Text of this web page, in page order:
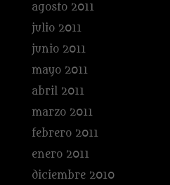
agosto 2011
julio 2011
junio 2011
mayo 2011
abril 2011
marzo 2011
febrero 2011
enero 2011
diciembre 2010